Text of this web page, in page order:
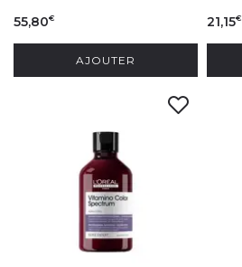
55,80€
AJOUTER
21,15€